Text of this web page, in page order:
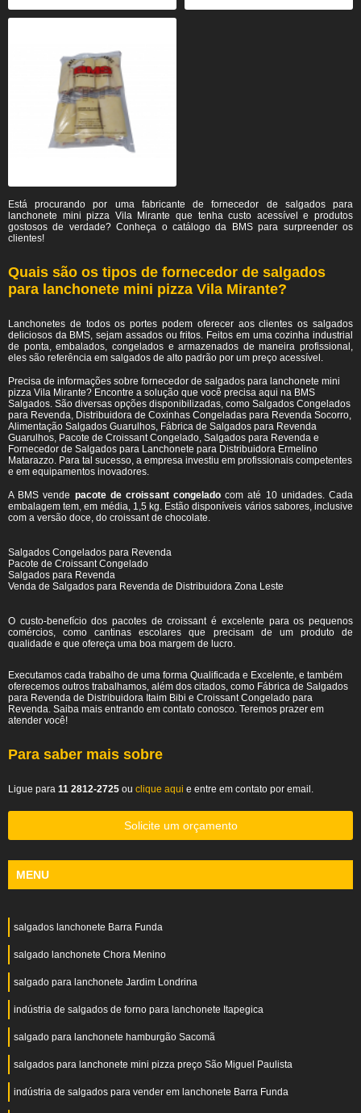
Está procurando por uma fabricante de fornecedor de salgados para
lanchonete mini pizza Vila Mirante que tenha custo acessível e produtos
gostosos de verdade? Conheça o catálogo da BMS para surpreender os
clientes!
Quais são os tipos de fornecedor de salgados
para lanchonete mini pizza Vila Mirante?
Lanchonetes de todos os portes podem oferecer aos clientes os salgados
deliciosos da BMS, sejam assados ou fritos. Feitos em uma cozinha industrial
de ponta, embalados, congelados e armazenados de maneira profissional,
eles são referência em salgados de alto padrão por um preço acessível.
Precisa de informações sobre fornecedor de salgados para lanchonete mini
pizza Vila Mirante? Encontre a solução que você precisa aqui na BMS
Salgados. São diversas opções disponibilizadas, como Salgados Congelados
para Revenda, Distribuidora de Coxinhas Congeladas para Revenda Socorro,
Alimentação Salgados Guarulhos, Fábrica de Salgados para Revenda
Guarulhos, Pacote de Croissant Congelado, Salgados para Revenda e
Fornecedor de Salgados para Lanchonete para Distribuidora Ermelino
Matarazzo. Para tal sucesso, a empresa investiu em profissionais competentes
e em equipamentos inovadores.
A BMS vende pacote de croissant congelado com até 10 unidades. Cada
embalagem tem, em média, 1,5 kg. Estão disponíveis vários sabores, inclusive
com a versão doce, do croissant de chocolate.
Salgados Congelados para Revenda
Pacote de Croissant Congelado
Salgados para Revenda
Venda de Salgados para Revenda de Distribuidora Zona Leste
O custo-benefício dos pacotes de croissant é excelente para os pequenos
comércios, como cantinas escolares que precisam de um produto de
qualidade e que ofereça uma boa margem de lucro.
Executamos cada trabalho de uma forma Qualificada e Excelente, e também
oferecemos outros trabalhamos, além dos citados, como Fábrica de Salgados
para Revenda de Distribuidora Itaim Bibi e Croissant Congelado para
Revenda. Saiba mais entrando em contato conosco. Teremos prazer em
atender você!
Para saber mais sobre
Ligue para 11 2812-2725 ou clique aqui e entre em contato por email.
Solicite um orçamento
MENU
salgados lanchonete Barra Funda
salgado lanchonete Chora Menino
salgado para lanchonete Jardim Londrina
indústria de salgados de forno para lanchonete Itapegica
salgado para lanchonete hamburgão Sacomã
salgados para lanchonete mini pizza preço São Miguel Paulista
indústria de salgados para vender em lanchonete Barra Funda